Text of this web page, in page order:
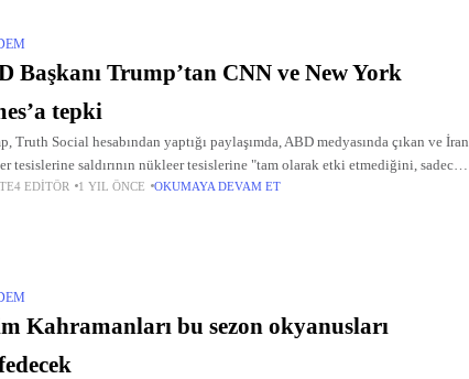
Başkanı Trump’tan CNN ve New York
tepki
Truth Social hesabından yaptığı paylaşımda, ABD medyasında çıkan ve İran
tesislerine saldırının nükleer tesislerine "tam olarak etki etmediğini, sadece
birkaç ay geciktirdiğini" iddia eden haberlere tepki
EDITÖR 1 YIL ÖNCE OKUMAYA DEVAM ET
Kahramanları bu sezon okyanusları